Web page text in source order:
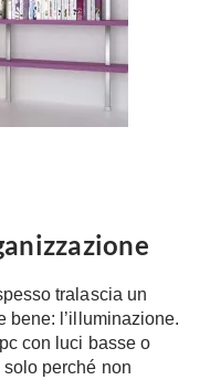
A Chiocciola
Scale Interni
Ringhiere
Resina
Gres
Laminato
Moquette
tralascia un
bene: l’illuminazione.
con luci basse o
perché non